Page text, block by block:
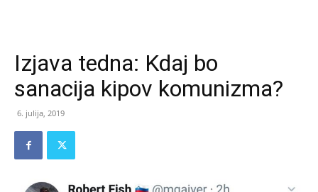
Izjava tedna: Kdaj bo
sanacija kipov komunizma?
6. julija, 2019